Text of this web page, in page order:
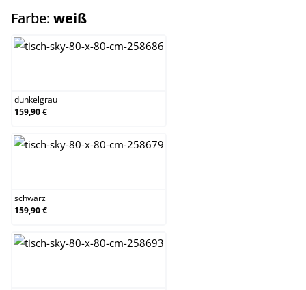
Farbe: weißauswählen
dunkelgrau
159,90 €
schwarz
159,90 €